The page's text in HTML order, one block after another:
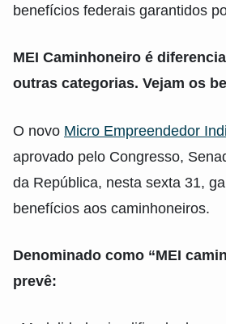
benefícios federais garantidos
MEI Caminhoneiro é
outras categorias. Vejam os
O novo Micro Empreendedor
aprovado pelo Congresso,
da República, nesta sexta 31,
benefícios aos caminhoneiros.
Denominado como “MEI
prevê: